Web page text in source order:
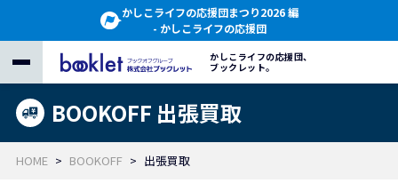
かしこライフの応援団まつり2026 編
- かしこライフの応援団
かしこライフの応援団、
ブックレット。
BOOKOFF 出張買取
HOME BOOKOFF 出張買取